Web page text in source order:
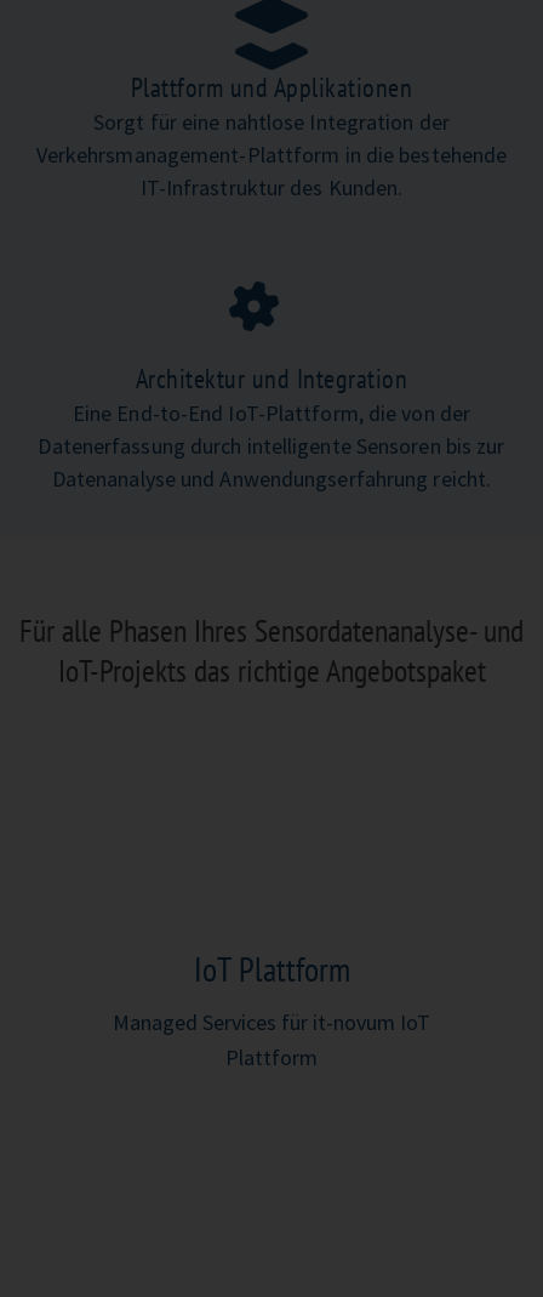
Plattform und Applikationen
Sorgt für eine nahtlose Integration der
Verkehrsmanagement-Plattform in die bestehende
IT-Infrastruktur des Kunden.
Architektur und Integration
Eine End-to-End IoT-Plattform, die von der
Datenerfassung durch intelligente Sensoren bis zur
Datenanalyse und Anwendungserfahrung reicht.
Für alle Phasen Ihres Sensordatenanalyse- und
IoT-Projekts das richtige Angebotspaket
IoT Plattform
Managed Services für it-novum IoT
Plattform